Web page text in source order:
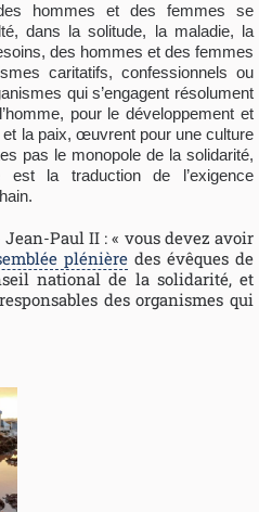
hommes et des femmes se
dans la solitude, la maladie, la
des hommes et des femmes
caritatifs, confessionnels ou
qui s’engagent résolument
pour le développement et
la paix, œuvrent pour une culture
pas le monopole de la solidarité,
la traduction de l’exigence
Paul II : « vous devez avoir
plénière des évêques de
national de la solidarité, et
des organismes qui